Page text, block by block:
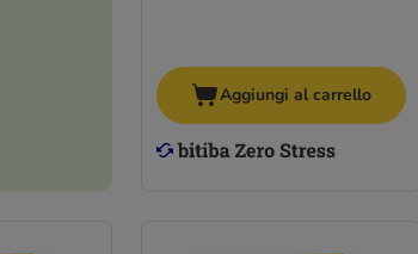
Aggiungi al carrello